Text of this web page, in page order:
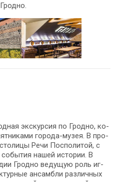
экскурсия по Гродно, ко­
города-музея. В про­
Ре­чи Поспо­ли­той, с
на­шей ис­то­рии. В
Грод­но ве­ду­щую роль иг­
ан­сам­бли раз­лич­ных